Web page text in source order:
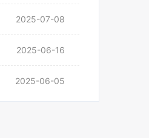
2025-07-08
2025-06-16
2025-06-05